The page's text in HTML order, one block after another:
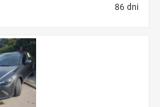
86 dni